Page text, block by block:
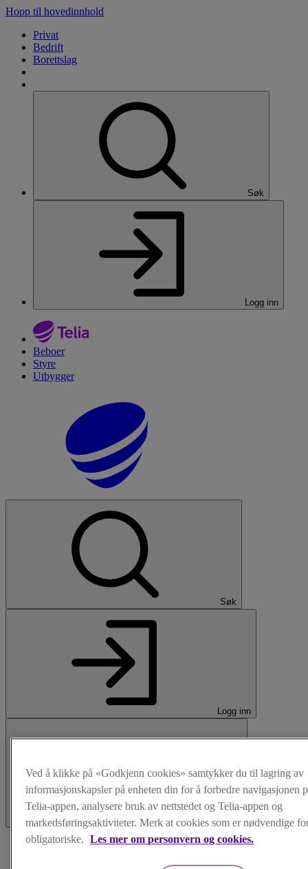
Hopp til hovedinnhold
Privat
Bedrift
Borettslag
Søk
Logg inn
Beboer
Styre
Utbygger
Søk
Logg inn
Meny
Ved å klikke på «Godkjenn cookies» samtykker du til lagring av
informasjonskapsler på enheten din for å forbedre navigasjonen
Telia-appen, analysere bruk av nettstedet og Telia-appen og
markedsføringsaktiviteter. Merk at cookies som er nødvendige
obligatoriske. Les mer om personvern og cookies.